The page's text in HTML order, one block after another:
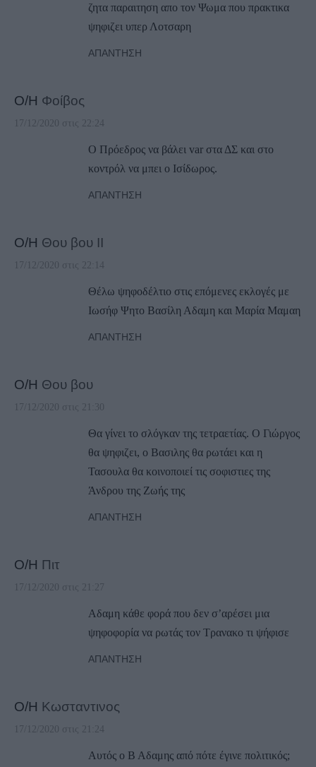
ζητα παραιτηση απο τον Ψωμα που πρακτικα
ψηφιζει υπερ Λοτσαρη
ΑΠΆΝΤΗΣΗ
Ο/Η Φοίβος
17/12/2020 στις 22:24
Ο Πρόεδρος να βάλει var στα ΔΣ και στο
κοντρόλ να μπει ο Ισίδωρος.
ΑΠΆΝΤΗΣΗ
Ο/Η Θου βου ΙΙ
17/12/2020 στις 22:14
Θέλω ψηφοδέλτιο στις επόμενες εκλογές με
Ιωσήφ Ψητο Βασίλη Αδαμη και Μαρία Μαμαη
ΑΠΆΝΤΗΣΗ
Ο/Η Θου βου
17/12/2020 στις 21:30
Θα γίνει το σλόγκαν της τετραετίας. Ο Γιώργος
θα ψηφιζει, ο Βασιλης θα ρωτάει και η
Τασουλα θα κοινοποιεί τις σοφιστιες της
Άνδρου της Ζωής της
ΑΠΆΝΤΗΣΗ
Ο/Η Πιτ
17/12/2020 στις 21:27
Αδαμη κάθε φορά που δεν σ’αρέσει μια
ψηφοφορία να ρωτάς τον Τρανακο τι ψήφισε
ΑΠΆΝΤΗΣΗ
Ο/Η Κωσταντινος
17/12/2020 στις 21:24
Αυτός ο Β Αδαμης από πότε έγινε πολιτικός;